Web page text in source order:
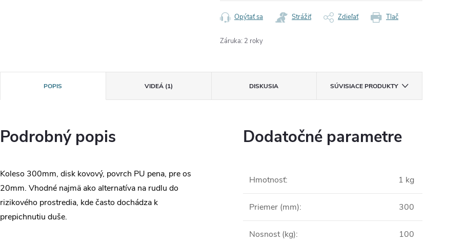
Tlač
Opýtať sa Strážiť Zdieľať
Záruka: 2 roky
POPIS VIDEÁ (1) DISKUSIA SÚVISIACE PRODUKTY
Podrobný popis
Koleso 300mm, disk kovový, povrch PU pena, pre os
20mm. Vhodné najmä ako alternatíva na rudlu do
rizikového prostredia, kde často dochádza k
prepichnutiu duše.
Dodatočné parametre
Hmotnosť: 1 kg
Priemer (mm): 300
Nosnost (kg): 100